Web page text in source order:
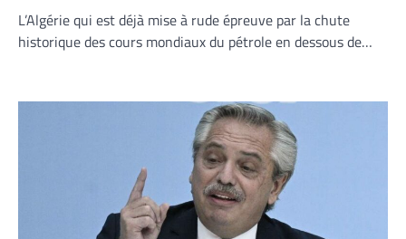
L’Algérie qui est déjà mise à rude épreuve par la chute
historique des cours mondiaux du pétrole en dessous de…